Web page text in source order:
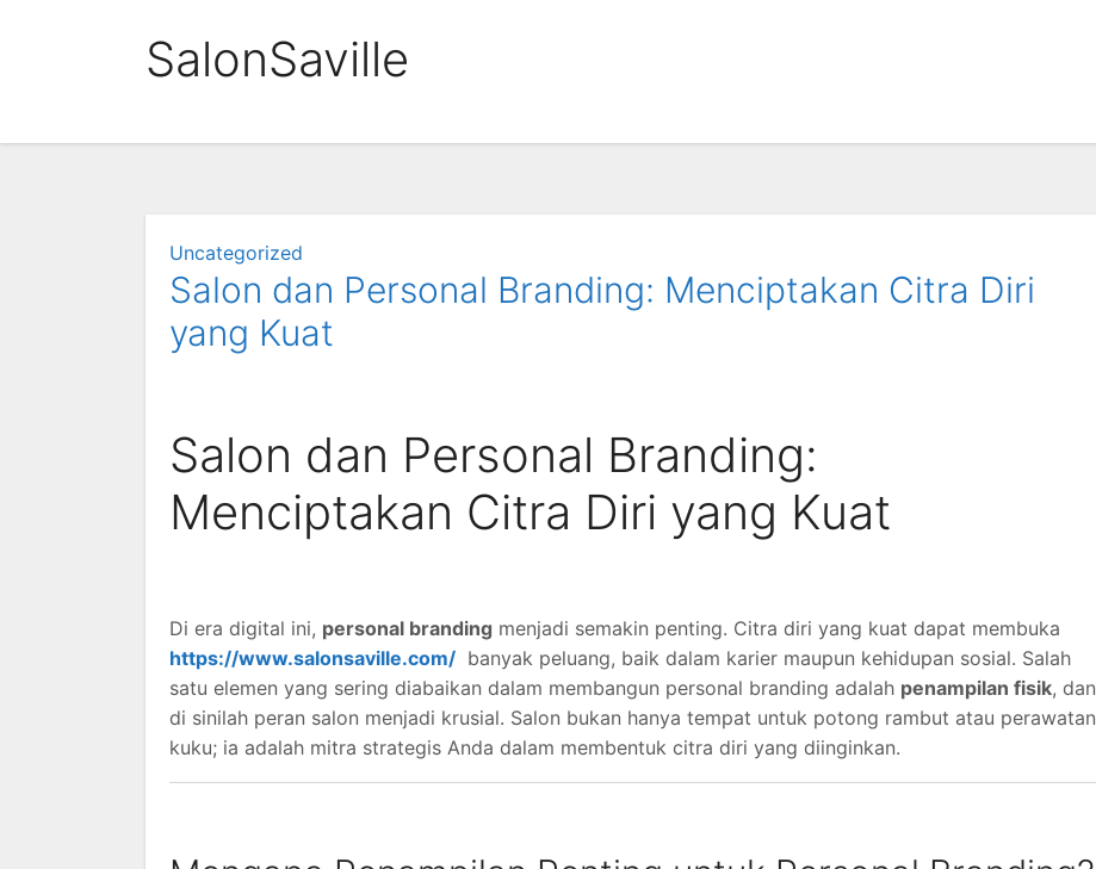
SalonSaville
Uncategorized
Salon dan Personal Branding: Menciptakan Citra Diri
yang Kuat
Salon dan Personal Branding:
Menciptakan Citra Diri yang Kuat
Di era digital ini, personal branding menjadi semakin penting. Citra diri yang kuat dapat membuka
https://www.salonsaville.com/ banyak peluang, baik dalam karier maupun kehidupan sosial. Salah
satu elemen yang sering diabaikan dalam membangun personal branding adalah penampilan fisik, dan
di sinilah peran salon menjadi krusial. Salon bukan hanya tempat untuk potong rambut atau perawatan
kuku; ia adalah mitra strategis Anda dalam membentuk citra diri yang diinginkan.